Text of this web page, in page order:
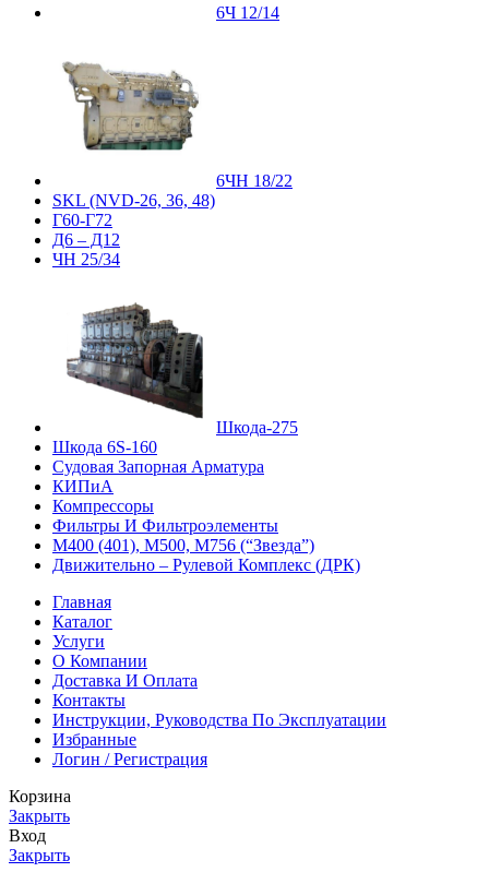
6Ч 12/14
6ЧН 18/22
SKL (NVD-26, 36, 48)
Г60-Г72
Д6 – Д12
ЧН 25/34
Шкода-275
Шкода 6S-160
Судовая Запорная Арматура
КИПиА
Компрессоры
Фильтры И Фильтроэлементы
М400 (401), М500, М756 (“Звезда”)
Движительно – Рулевой Комплекс (ДРК)
Главная
Каталог
Услуги
О Компании
Доставка И Оплата
Контакты
Инструкции, Руководства По Эксплуатации
Избранные
Логин / Регистрация
Корзина
Закрыть
Вход
Закрыть